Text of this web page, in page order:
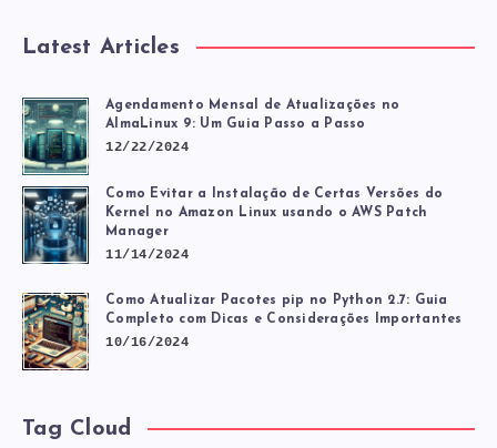
Latest Articles
Agendamento Mensal de Atualizações no
AlmaLinux 9: Um Guia Passo a Passo
12/22/2024
Como Evitar a Instalação de Certas Versões do
Kernel no Amazon Linux usando o AWS Patch
Manager
11/14/2024
Como Atualizar Pacotes pip no Python 2.7: Guia
Completo com Dicas e Considerações Importantes
10/16/2024
Tag Cloud